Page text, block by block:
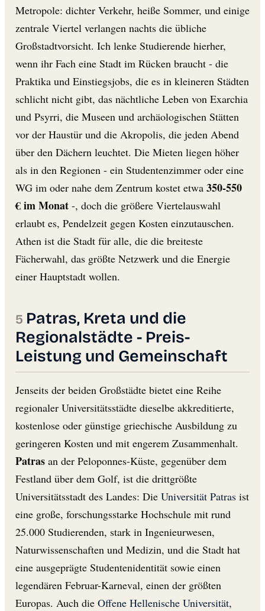
Metropole: dichter Verkehr, heiße Sommer, und einige
zentrale Viertel verlangen nachts die übliche
Großstadtvorsicht. Ich lenke Studierende hierher,
wenn ihr Fach eine Stadt im Rücken braucht - die
Praktika und Einstiegsjobs, die es in kleineren Städten
schlicht nicht gibt, das nächtliche Leben von Exarchia
und Psyrri, die Museen und archäologischen Stätten
vor der Haustür und die Akropolis, die jeden Abend
über den Dächern leuchtet. Die Mieten liegen höher
als in den Regionen - ein Studentenzimmer oder eine
WG im oder nahe dem Zentrum kostet etwa 350-550
€ im Monat -, doch die größere Viertelauswahl
erlaubt es, Pendelzeit gegen Kosten einzutauschen.
Athen ist die Stadt für alle, die die breiteste
Fächerwahl, das größte Netzwerk und die Energie
einer Hauptstadt wollen.
Patras, Kreta und die
Regionalstädte - Preis-
Leistung und Gemeinschaft
Jenseits der beiden Großstädte bietet eine Reihe
regionaler Universitätsstädte dieselbe akkreditierte,
kostenlose oder günstige griechische Ausbildung zu
geringeren Kosten und mit engerem Zusammenhalt.
Patras an der Peloponnes-Küste, gegenüber dem
Festland über dem Golf, ist die drittgrößte
Universitätsstadt des Landes: Die Universität Patras ist
eine große, forschungsstarke Hochschule mit rund
25.000 Studierenden, stark in Ingenieurwesen,
Naturwissenschaften und Medizin, und die Stadt hat
eine ausgeprägte Studentenidentität sowie einen
legendären Februar-Karneval, einen der größten
Europas. Auch die Offene Hellenische Universität,